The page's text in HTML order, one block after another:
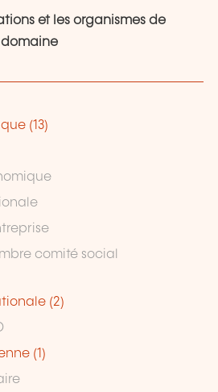
et les organismes de
(13)
comité social
(2)
(1)